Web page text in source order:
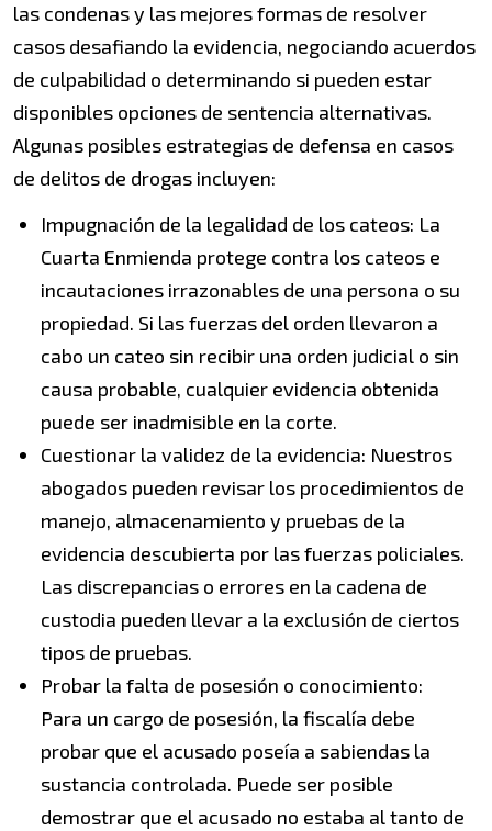
las condenas y las mejores formas de resolver
casos desafiando la evidencia, negociando acuerdos
de culpabilidad o determinando si pueden estar
disponibles opciones de sentencia alternativas.
Algunas posibles estrategias de defensa en casos
de delitos de drogas incluyen:
Impugnación de la legalidad de los cateos: La
Cuarta Enmienda protege contra los cateos e
incautaciones irrazonables de una persona o su
propiedad. Si las fuerzas del orden llevaron a
cabo un cateo sin recibir una orden judicial o sin
causa probable, cualquier evidencia obtenida
puede ser inadmisible en la corte.
Cuestionar la validez de la evidencia: Nuestros
abogados pueden revisar los procedimientos de
manejo, almacenamiento y pruebas de la
evidencia descubierta por las fuerzas policiales.
Las discrepancias o errores en la cadena de
custodia pueden llevar a la exclusión de ciertos
tipos de pruebas.
Probar la falta de posesión o conocimiento:
Para un cargo de posesión, la fiscalía debe
probar que el acusado poseía a sabiendas la
sustancia controlada. Puede ser posible
demostrar que el acusado no estaba al tanto de